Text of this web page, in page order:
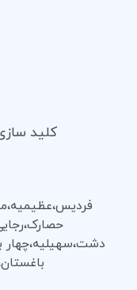
کلید
دشت،سهیلیه،چهار